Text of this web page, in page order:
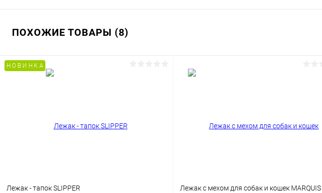
ПОХОЖИЕ ТОВАРЫ (8)
Н О В И Н К А
Лежак - тапок SLIPPER Лежак с мехом для собак и кошек MARQUIS